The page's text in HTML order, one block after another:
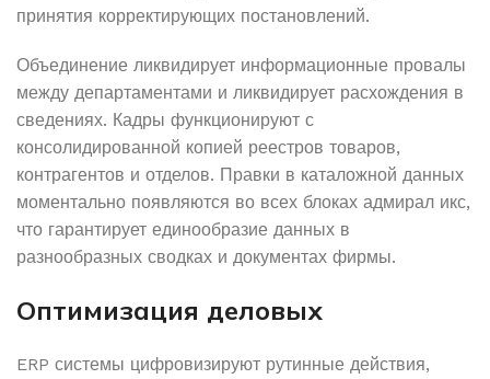
принятия корректирующих постановлений.
Объединение ликвидирует информационные провалы
между департаментами и ликвидирует расхождения в
сведениях. Кадры функционируют с
консолидированной копией реестров товаров,
контрагентов и отделов. Правки в каталожной данных
моментально появляются во всех блоках адмирал икс,
что гарантирует единообразие данных в
разнообразных сводках и документах фирмы.
Оптимизация деловых
ERP системы цифровизируют рутинные действия,